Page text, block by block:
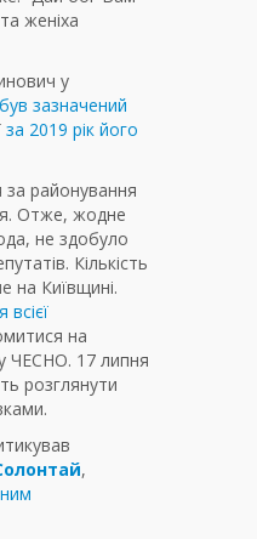
женіха
у
зазначений
за 2019 рік його
районування
Отже, жодне
не здобуло
Кількість
на Київщині.
на
ЧЕСНО. 17 липня
розглянути
,